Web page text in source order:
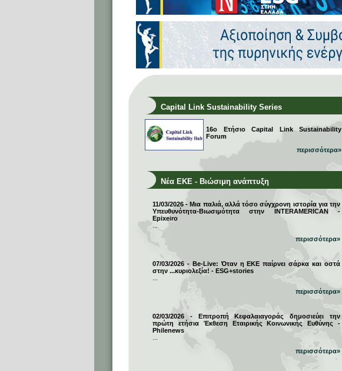
Capital Link Sustainability Series
16ο Ετήσιο Capital Link Sustainability
Forum
περισσότερα»
Νέα ΕΚΕ - Βιώσιμη ανάπτυξη
11/03/2026 - Μια παλιά, αλλά τόσο σύγχρονη ιστορία για την
Υπευθυνότητα-Βιωσιμότητα στην INTERAMERICAN -
Epixeiro
περισσότερα»
07/03/2026 - Be-Live: Όταν η ΕΚΕ παίρνει σάρκα και οστά
στην ...κυριολεξία! - ESG+stories
περισσότερα»
02/03/2026 - Επιτροπή Κεφαλαιαγοράς δημοσιεύει την
πρώτη ετήσια Έκθεση Εταιρικής Κοινωνικής Ευθύνης -
Philenews
περισσότερα»